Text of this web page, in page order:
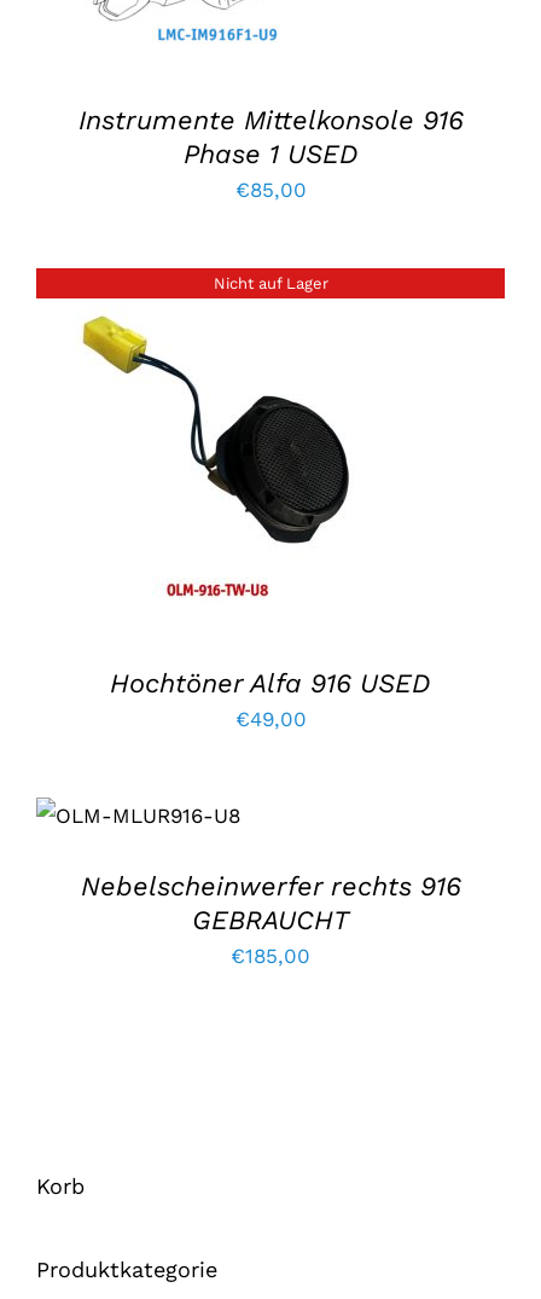
Instrumente Mittelkonsole 916
Phase 1 USED
€85,00
Nicht auf Lager
EINZELHEITEN
Hochtöner Alfa 916 USED
€49,00
WARENKORB
Nebelscheinwerfer rechts 916
GEBRAUCHT
€185,00
Korb
Produktkategorie